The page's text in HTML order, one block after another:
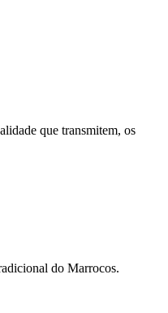
que transmitem, os
do Marrocos.